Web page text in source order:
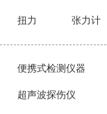
扭力 张力计
便携式检测仪器
超声波探伤仪